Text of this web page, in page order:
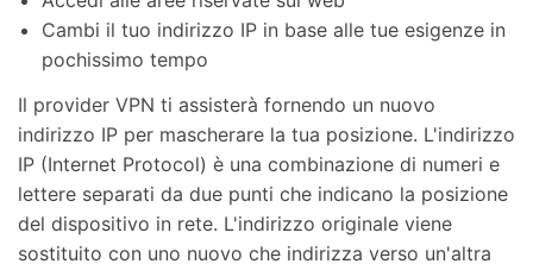
Cambi il tuo indirizzo IP in base alle tue esigenze in
pochissimo tempo
Il provider VPN ti assisterà fornendo un nuovo
indirizzo IP per mascherare la tua posizione. L'indirizzo
IP (Internet Protocol) è una combinazione di numeri e
lettere separati da due punti che indicano la posizione
del dispositivo in rete. L'indirizzo originale viene
sostituito con uno nuovo che indirizza verso un'altra